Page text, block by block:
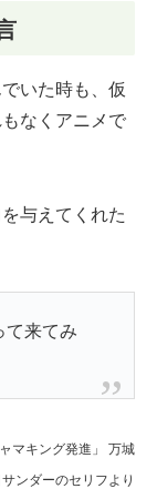
いた時も、仮
なくアニメで
与えてくれた
て来てみ
マキング発進」 万城
ンダーのセリフより